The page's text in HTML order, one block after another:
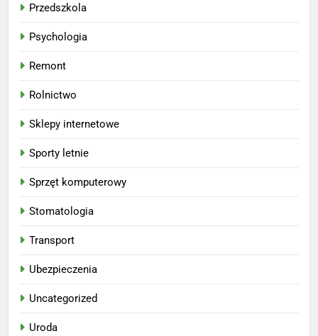
Przedszkola
Psychologia
Remont
Rolnictwo
Sklepy internetowe
Sporty letnie
Sprzęt komputerowy
Stomatologia
Transport
Ubezpieczenia
Uncategorized
Uroda